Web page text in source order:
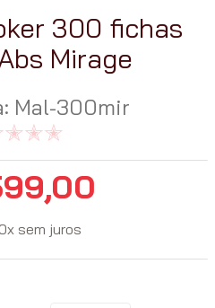
300 fichas
Mirage
: Mal-300mir
,00
x sem juros